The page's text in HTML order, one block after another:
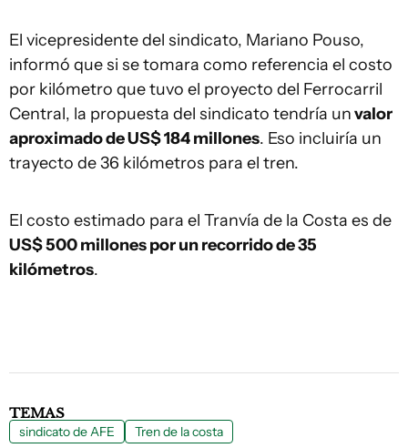
El vicepresidente del sindicato, Mariano Pouso,
informó que si se tomara como referencia el costo
por kilómetro que tuvo el proyecto del Ferrocarril
Central, la propuesta del sindicato tendría unvalor
aproximado de US$ 184 millones. Eso incluiría un
trayecto de 36 kilómetros para el tren.
El costo estimado para el Tranvía de la Costa es de
US$ 500 millones por un recorrido de 35
kilómetros.
TEMAS
sindicato de AFE Tren de la costa